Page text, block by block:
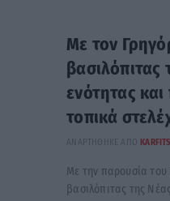
Με τον
ενότητας
τοπικά
ΑΝΑΡΤΉΘΗΚΕ ΑΠΌ
Με την παρουσία
βασιλόπιτας της